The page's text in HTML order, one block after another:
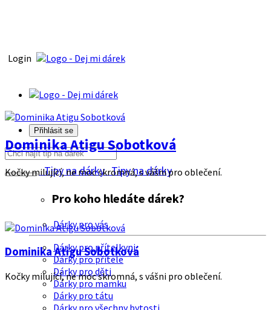
Login
Přihlásit se
Tipy na dárkyTipy na dárky
Pro koho hledáte dárek?
Dárky pro vás
Dárky pro přítelkyni
Dárky pro přítele
Dárky pro děti
Dárky pro mamku
Dárky pro tátu
Dominika Atigu Sobotková
Kočky milující, ne moc skromná, s vášni pro oblečení.
Dominika Atigu Sobotková
Kočky milující, ne moc skromná, s vášni pro oblečení.